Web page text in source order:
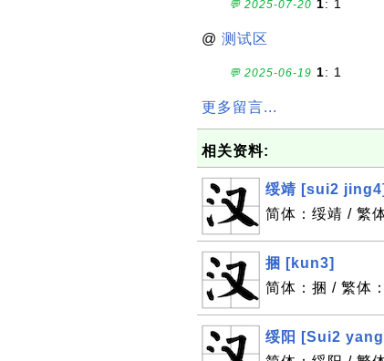
💬 2025-07-20 1: 1
@ 测试区
💬 2025-06-19 1: 1
更多留言...
相关资料:
绥靖 [sui2 jing4]
简体：绥靖 / 繁
捆 [kun3]
简体：捆 / 繁体
绥阳 [Sui2